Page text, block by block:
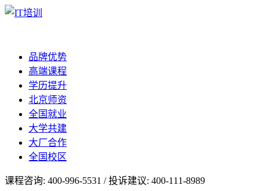
品牌优势
高端课程
学历提升
北京师资
全国就业
大学共建
大厂合作
全国校区
课程咨询: 400-996-5531 / 投诉建议: 400-111-8989